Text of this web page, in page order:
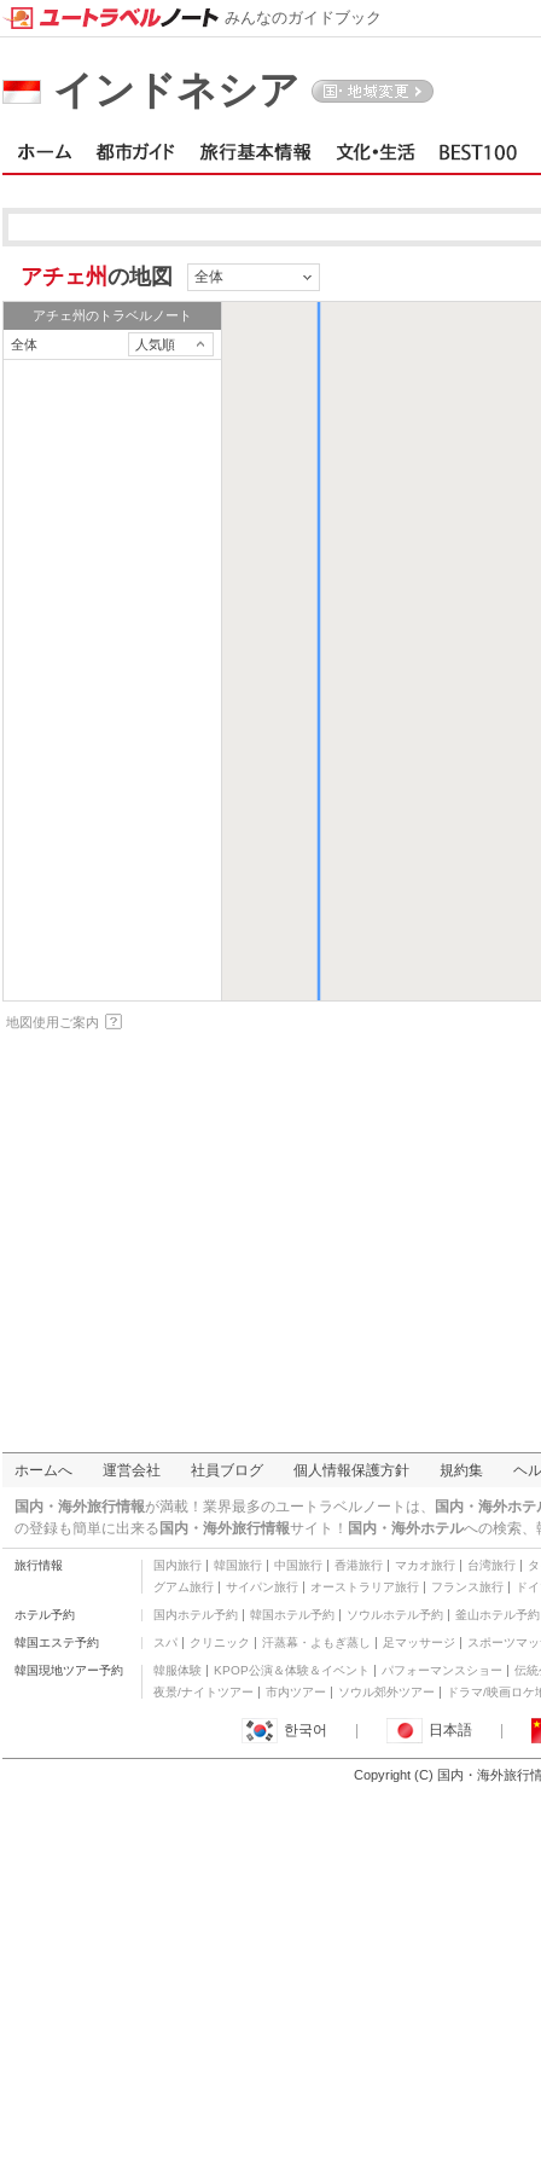
インドネシア
アチェ州の地図 全体
アチェ州 のトラベルノート
全体
人気順
地図使用ご案内
みんなのガイドブック
ホームへ 運営会社 社員ブログ 個人情報保護方針 規約集 ヘ
国内・海外旅行情報が満載！業界最多のユートラベルノートは、
国内・海外ホ
の登録も簡単に出来る 国内・海外旅行情報サイト！ 国内・海外ホテルへの検索、
旅行情報 国内旅行 韓国旅行 中国旅行 香港旅行 マカオ旅行 台湾旅行
グアム旅行
サイパン旅行 オーストラリア旅行 フランス旅行 ド
ホテル予約 国内ホテル予約 韓国ホテル予約 ソウルホテル予約 釜山ホテル予約
韓国エステ予約 スパ クリニック 汗蒸幕・よもぎ蒸し 足マッサージ スポーツマ
韓国現地ツアー予約 韓服体験 KPOP公演＆体験＆イベント パフォーマンスショー
伝統
夜景/ナイトツアー
市内ツアー ソウル郊外ツアー ドラマ/映画ロケ
한국어 日本語
Copyright (C) 国内・海外旅行